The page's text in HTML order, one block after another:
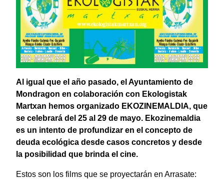
Al igual que el año pasado, el Ayuntamiento de
Mondragon en colaboración con Ekologistak
Martxan hemos organizado EKOZINEMALDIA, que
se celebrará del 25 al 29 de mayo. Ekozinemaldia
es un intento de profundizar en el concepto de
deuda ecológica desde casos concretos y desde
la posibilidad que brinda el cine.
Estos son los films que se proyectarán en Arrasate: